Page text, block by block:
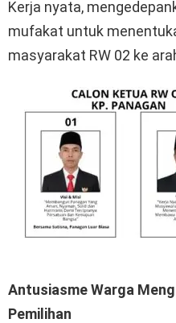
Kerja nyata,
mufakat untuk
masyarakat RW 02 ke
Antusiasme Warga
Pemilihan